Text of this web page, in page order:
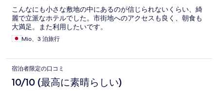
こんなにも小さな敷地の中にあるのが信じられないくらい、綺
麗で立派なホテルでした。市街地へのアクセスも良く、朝食も
大満足。また利用したいです。
Mio、3 泊旅行
宿泊者限定の口コミ
10/10 (最高に素晴らしい)